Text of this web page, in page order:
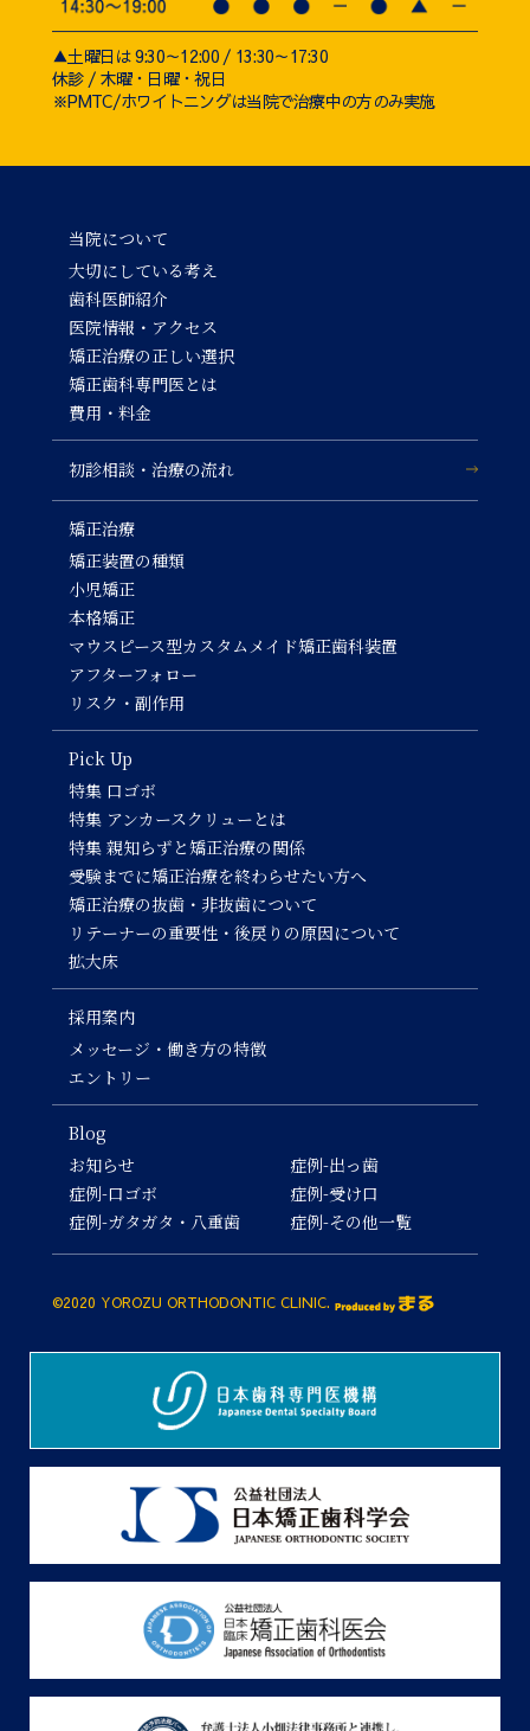
▲土曜日は 9:30～12:00 / 13:30～17:30
休診 / 木曜・日曜・祝日
※PMTC/ホワイトニングは当院で治療中の方のみ実施
当院について
大切にしている考え
歯科医師紹介
医院情報・アクセス
矯正治療の正しい選択
矯正歯科専門医とは
費用・料金
初診相談・治療の流れ
矯正治療
矯正装置の種類
小児矯正
本格矯正
マウスピース型カスタムメイド矯正歯科装置
アフターフォロー
リスク・副作用
Pick Up
特集 口ゴボ
特集 アンカースクリューとは
特集 親知らずと矯正治療の関係
受験までに矯正治療を終わらせたい方へ
矯正治療の抜歯・非抜歯について
リテーナーの重要性・後戻りの原因について
拡大床
採用案内
メッセージ・働き方の特徴
エントリー
Blog
お知らせ
症例-口ゴボ
症例-ガタガタ・八重歯
症例-出っ歯
症例-受け口
症例-その他一覧
©2020 YOROZU ORTHODONTIC CLINIC.